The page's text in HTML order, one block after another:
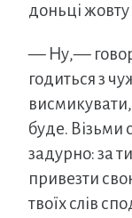
доньці
— Ну,—
годиться з
буде. Візьми
задурно: за
привезти
твоїх слів